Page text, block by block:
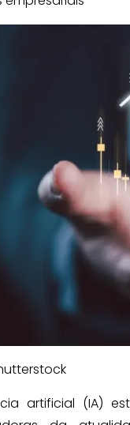
artificial (IA)